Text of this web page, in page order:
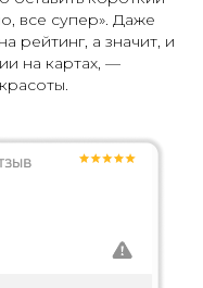
все супер». Даже
рейтинг, а значит, и
на картах, —